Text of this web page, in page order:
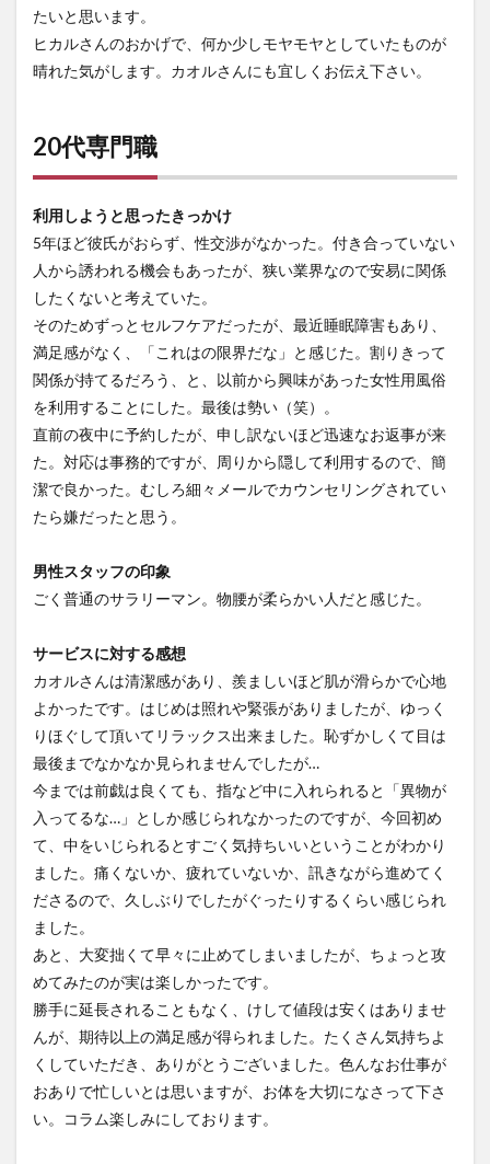
たいと思います。
ヒカルさんのおかげで、何か少しモヤモヤとしていたものが
晴れた気がします。カオルさんにも宜しくお伝え下さい。
20代専門職
利用しようと思ったきっかけ
5年ほど彼氏がおらず、性交渉がなかった。付き合っていない
人から誘われる機会もあったが、狭い業界なので安易に関係
したくないと考えていた。
そのためずっとセルフケアだったが、最近睡眠障害もあり、
満足感がなく、「これはの限界だな」と感じた。割りきって
関係が持てるだろう、と、以前から興味があった女性用風俗
を利用することにした。最後は勢い（笑）。
直前の夜中に予約したが、申し訳ないほど迅速なお返事が来
た。対応は事務的ですが、周りから隠して利用するので、簡
潔で良かった。むしろ細々メールでカウンセリングされてい
たら嫌だったと思う。
男性スタッフの印象
ごく普通のサラリーマン。物腰が柔らかい人だと感じた。
サービスに対する感想
カオルさんは清潔感があり、羨ましいほど肌が滑らかで心地
よかったです。はじめは照れや緊張がありましたが、ゆっく
りほぐして頂いてリラックス出来ました。恥ずかしくて目は
最後までなかなか見られませんでしたが…
今までは前戯は良くても、指など中に入れられると「異物が
入ってるな…」としか感じられなかったのですが、今回初め
て、中をいじられるとすごく気持ちいいということがわかり
ました。痛くないか、疲れていないか、訊きながら進めてく
ださるので、久しぶりでしたがぐったりするくらい感じられ
ました。
あと、大変拙くて早々に止めてしまいましたが、ちょっと攻
めてみたのが実は楽しかったです。
勝手に延長されることもなく、けして値段は安くはありませ
んが、期待以上の満足感が得られました。たくさん気持ちよ
くしていただき、ありがとうございました。色んなお仕事が
おありで忙しいとは思いますが、お体を大切になさって下さ
い。コラム楽しみにしております。